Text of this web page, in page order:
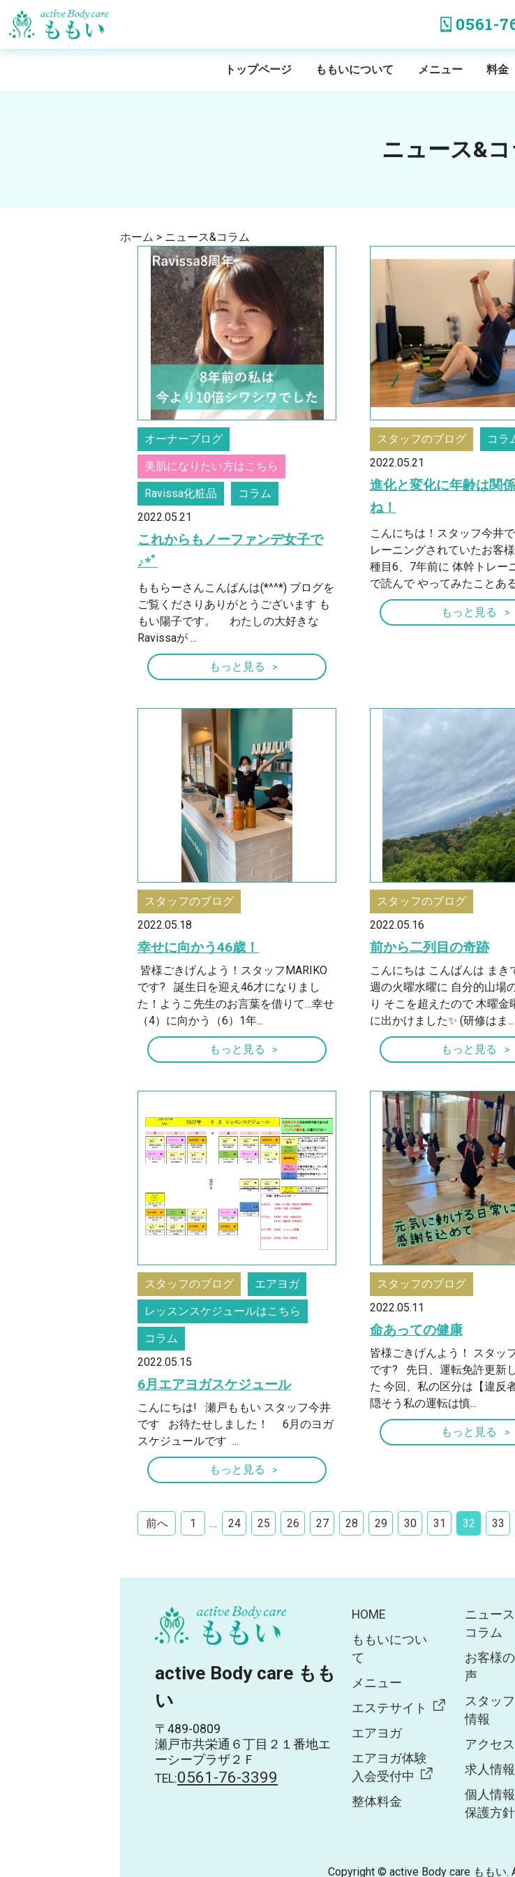
0561-
トップページ ももいについて メニュー 料金
ニュース&
ホーム > ニュース&コラム
オーナーブログ
美肌になりたい方はこちら
Ravissa化粧品
コラム
2022.05.21
これからもノーファンデ女子で
♪*ﾟ
ももらーさんこんばんは(*^^*) ブログを
ご覧くださりありがとうございます も
もい陽子です。 わたしの大好きな
Ravissaが ...
もっと見る
スタッフのブログ
コラ
2022.05.21
進化と変化に年齢は関
ね！
こんにちは！スタッフ今井
レーニングされていたお客
種目6、7年前に 体幹トレー
で読んで やってみたことあ
もっと見る
スタッフのブログ
2022.05.18
幸せに向かう46歳！
皆様ごきげんよう！スタッフMARIKO
です? 誕生日を迎え46才になりまし
た！ようこ先生のお言葉を借りて…幸せ
（4）に向かう（6）1年...
もっと見る
スタッフのブログ
2022.05.16
前から二列目の奇跡
こんにちは こんばんは ま
週の火曜水曜に 自分的山場
り そこを超えたので 木曜金
に出かけました✨ (研修はま...
もっと見る
スタッフのブログ エアヨガ
レッスンスケジュールはこちら
コラム
2022.05.15
6月エアヨガスケジュール
こんにちは! 瀬戸ももい スタッフ今井
です お待たせしました！ 6月のヨガ
スケジュールです ...
もっと見る
スタッフのブログ
2022.05.11
命あっての健康
皆様ごきげんよう！ スタッ
です? 先日、運転免許更新
た 今回、私の区分は【違反
隠そう私の運転は慎...
もっと見る
前へ 1 … 24 25 26 27 28 29 30 31 32 33
active Body care もも
い
〒489-0809
瀬戸市共栄通６丁目２１番地エ
ーシープラザ２Ｆ
TEL:0561-76-3399
HOME
ももいについ
て
メニュー
エステサイト
エアヨガ
エアヨガ体験
入会受付中
整体料金
ニュー
コラム
お客様の
声
スタッフ
情報
アクセス
求人情報
個人情報
保護方針
Copyright © active Body care ももい.